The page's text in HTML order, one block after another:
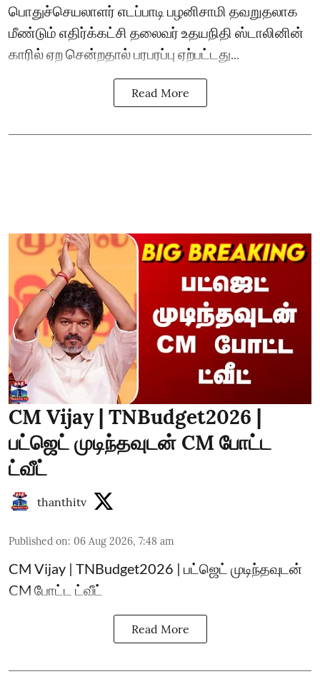
பொதுச்செயலாளர் எடப்பாடி பழனிசாமி தவறுதலாக
மீண்டும் எதிர்க்கட்சி தலைவர் உதயநிதி ஸ்டாலினின்
காரில் ஏற சென்றதால் பரபரப்பு ஏற்பட்டது...
Read More
CM Vijay | TNBudget2026 |
பட்ஜெட் முடிந்தவுடன் CM போட்ட
ட்வீட்
thanthitv
Published on: 06 Aug 2026, 7:48 am
CM Vijay | TNBudget2026 | பட்ஜெட் முடிந்தவுடன்
CM போட்ட ட்வீட்
Read More